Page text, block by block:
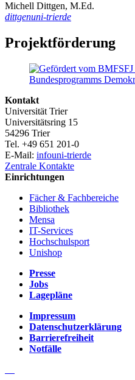
Michell Dittgen, M.Ed.
dittgenuni-trierde
Projektförderung
Kontakt
Universität Trier
Universitätsring 15
54296 Trier
Tel. +49 651 201-0
E-Mail: infouni-trierde
Zentrale Kontakte
Einrichtungen
Fächer & Fachbereiche
Bibliothek
Mensa
IT-Services
Hochschulsport
Unishop
Presse
Jobs
Lagepläne
Impressum
Datenschutzerklärung
Barrierefreiheit
Notfälle